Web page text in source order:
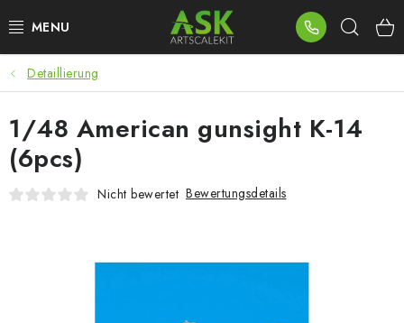
Inhalt
BLOG
SUMMER DAYS
WARHAMMER
Detaillierung
1/48 American gunsight K-14
(6pcs)
Nicht bewertet Bewertungsdetails